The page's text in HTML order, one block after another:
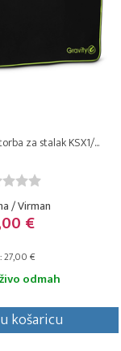
za stalak KSX1/...
/ Virman
€
27,00 €
odmah
košaricu